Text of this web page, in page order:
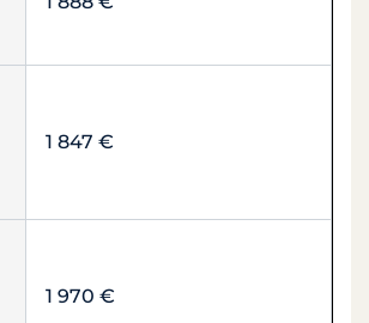
1 847 €
1 970 €